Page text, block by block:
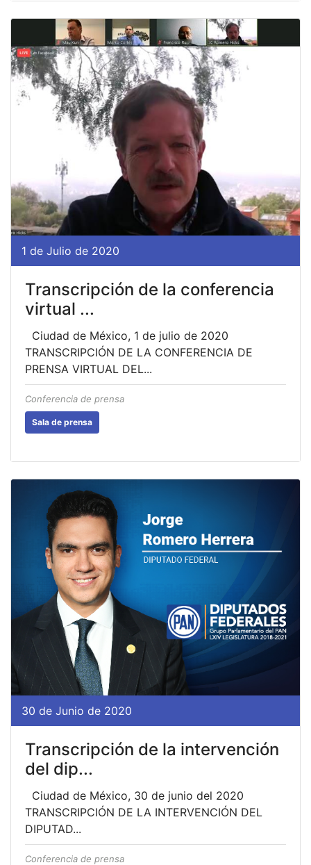
1 de Julio de 2020
Transcripción de la conferencia
virtual ...
Ciudad de México, 1 de julio de 2020
TRANSCRIPCIÓN DE LA CONFERENCIA DE
PRENSA VIRTUAL DEL...
Conferencia de prensa
Sala de prensa
30 de Junio de 2020
Transcripción de la intervención
del dip...
Ciudad de México, 30 de junio del 2020
TRANSCRIPCIÓN DE LA INTERVENCIÓN DEL
DIPUTAD...
Conferencia de prensa